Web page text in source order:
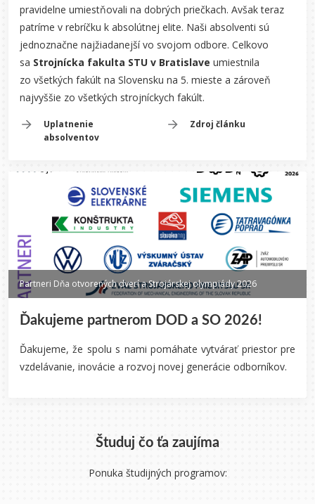
pravidelne umiestňovali na dobrých priečkach. Avšak teraz
patríme v rebríčku k absolútnej elite. Naši absolventi sú
jednoznačne najžiadanejší vo svojom odbore. Celkovo
sa Strojnícka fakulta STU v Bratislave umiestnila
zo všetkých fakúlt na Slovensku na 5. mieste a zároveň
najvyššie zo všetkých strojníckych fakúlt.
Uplatnenie
absolventov
Zdroj článku
Partneri Dňa otvorených dverí a Strojárskej olympiády 2026
Ďakujeme partnerom DOD a SO 2026!
Ďakujeme, že spolu s nami pomáhate vytvárať priestor pre
vzdelávanie, inovácie a rozvoj novej generácie odborníkov.
Študuj čo ťa zaujíma
Ponuka študijných programov: